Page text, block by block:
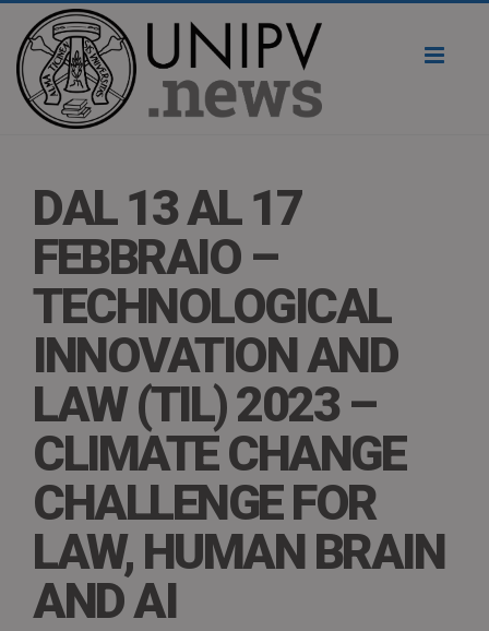
DAL 13 AL 17
FEBBRAIO –
TECHNOLOGICAL
INNOVATION AND
LAW (TIL) 2023 –
CLIMATE CHANGE
CHALLENGE FOR
LAW, HUMAN BRAIN
AND AI